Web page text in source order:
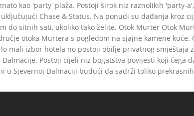
kao 'party' plaža. Postoji širok niz raznolikih 'party-
Chase & Status. Na ponudi su dađanja kroz
do sitnih sati, ukoliko tako želite. Otok Murter Otok
otoka Murtera s pogledom na sjajne kamene
mali izbor hotela no postoji obilje privatnog
Postoji cijeli niz bogatstva povijesti koji
Sjevernoj Dalmaciji budući da sadrži toliko